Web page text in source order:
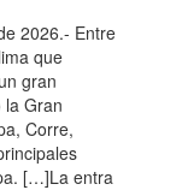
2026.- Entre
que
gran
la Gran
Corre,
[…]La entra